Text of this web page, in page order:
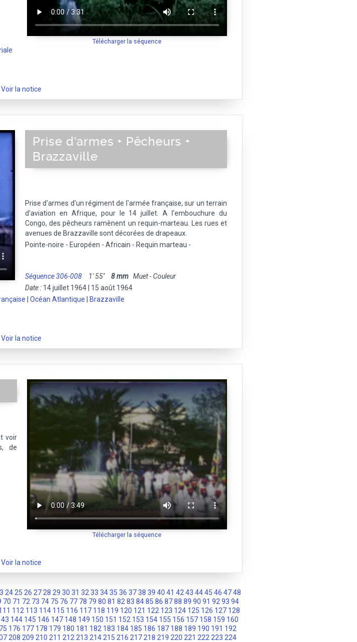
Télécharger la séquence
Voir la notice
Prise d'armes + Pêcheurs +
Brazzaville
Prise d'armes d'un régiment de l'armée française, sur un terrain
d'aviation en Afrique, pour le 14 juillet. A l'embouchure du
Congo, des pêcheurs ramènent un requin-marteau. Les rues et
avenues de Brazzaville sont décorées de drapeaux.
Pointe-noire - Européen - Africain - Requin marteau -
Séquence 306-008 1' 55'' 8 mm Muet - Couleur
Date : 14 juillet 1964 | 15 août 1964
Océan Atlantique Brazzaville
Voir la notice
Télécharger la séquence
voir
de
Voir la notice
24 25 26 27 28 29 30 31 32 33 34 35 36 37 38 39 40 41 42 43 44 45 46 47 48
70 71 72 73 74 75 76 77 78 79 80 81 82 83 84 85 86 87 88 89 90 91 92 93 94
112 113 114 115 116 117 118 119 120 121 122 123 124 125 126 127 128
144 145 146 147 148 149 150 151 152 153 154 155 156 157 158 159 160
176 177 178 179 180 181 182 183 184 185 186 187 188 189 190 191 192
208 209 210 211 212 213 214 215 216 217 218 219 220 221 222 223 224